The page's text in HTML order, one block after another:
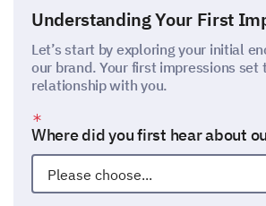
Understanding Your First
Let’s start by exploring your initial
our brand. Your first impressions set
relationship with you.
Where did you first hear about